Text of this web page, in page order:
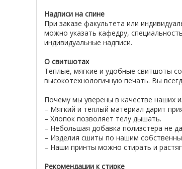
Надписи на спине
При заказе факультета или
можно указать кафедру,
индивидуальные надписи.
О свитшотах
Теплые, мягкие и удобные свитшоты
высокотехнологичную печать. Вы
Почему мы уверены в качестве наших
– Мягкий и теплый материал дарит
– Хлопок позволяет телу дышать.
– Небольшая добавка полиэстера не
– Изделия сшиты по нашим
– Наши принты можно стирать и
Рекомендации к стирке